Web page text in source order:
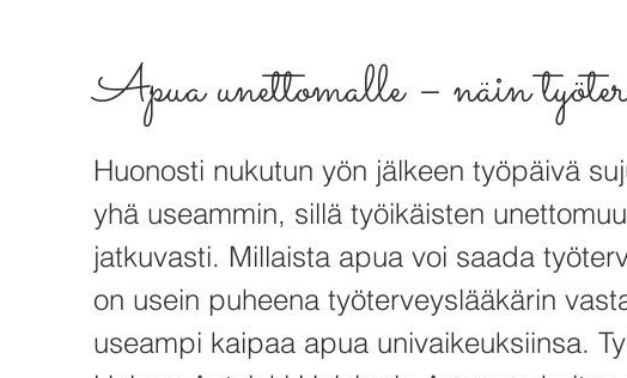
Apua unettomalle – näin
Huonosti nukutun yön jälkeen työpäivä
yhä useammin, sillä työikäisten
jatkuvasti. Millaista apua voi saada
on usein puheena työterveyslääkärin
useampi kaipaa apua univaikeuksiinsa.